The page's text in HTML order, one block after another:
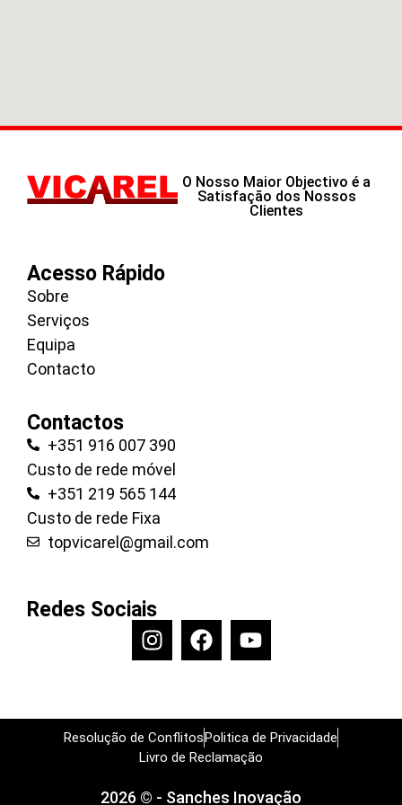
O Nosso Maior Objectivo é a
Satisfação dos Nossos
Clientes
Acesso Rápido
Sobre
Serviços
Equipa
Contacto
Contactos
+351 916 007 390
Custo de rede móvel
+351 219 565 144
Custo de rede Fixa
topvicarel@gmail.com
Redes Sociais
Resolução de ConflitosPolitica de Privacidade
Livro de Reclamação
2026 © - Sanches Inovação